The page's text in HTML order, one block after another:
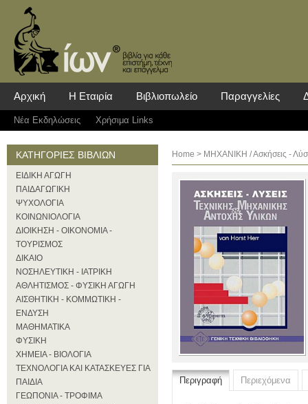
Αρχική Η Εταιρία Βιβλιοπωλείο Παραγγελίες
Νέα Eκδηλώσεις Χρήσιμα Links
ΚΑΤΗΓΟΡΙΕΣ ΒΙΒΛΙΩΝ
ΕΙΔΙΚΗ ΑΓΩΓΗ
ΠΑΙΔΑΓΩΓΙΚΗ
ΨΥΧΟΛΟΓΙΑ
ΚΟΙΝΩΝΙΟΛΟΓΙΑ
ΔΙΟΙΚΗΣΗ - ΟΙΚΟΝΟΜΙΑ -
ΤΟΥΡΙΣΜΟΣ
ΔΙΚΑΙΟ
ΝΟΣΗΛΕΥΤΙΚΗ - ΙΑΤΡΙΚΗ
ΑΘΛΗΤΙΣΜΟΣ - ΦΥΣΙΚΗ ΑΓΩΓΗ
ΑΙΣΘΗΤΙΚΗ - ΚΟΜΜΩΤΙΚΗ -
ΕΝΔΥΣΗ
ΜΑΘΗΜΑΤΙΚΑ
ΦΥΣΙΚΗ
ΧΗΜΕΙΑ - ΒΙΟΛΟΓΙΑ
ΤΕΧΝΟΛΟΓΙΑ ΚΑΙ ΚΑΤΑΣΚΕΥΕΣ ΓΙΑ
ΠΑΙΔΙΑ
ΓΕΩΠΟΝΙΑ - ΤΡΟΦΙΜΑ
Home > ΜΗΧΑΝΙΚΗ / Ασκήσεις -
Περιγραφή Περιεχόμενα